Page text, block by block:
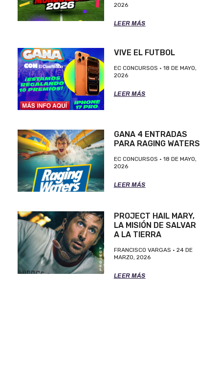
2026
LEER MÁS
VIVE EL FUTBOL
EC CONCURSOS
18 DE MAYO,
2026
LEER MÁS
GANA 4 ENTRADAS
PARA RAGING WATERS
EC CONCURSOS
18 DE MAYO,
2026
LEER MÁS
PROJECT HAIL MARY,
LA MISIÓN DE SALVAR
A LA TIERRA
FRANCISCO VARGAS
24 DE
MARZO, 2026
LEER MÁS